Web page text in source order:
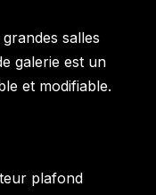
salles
galerie est un
et modifiable.
plafond